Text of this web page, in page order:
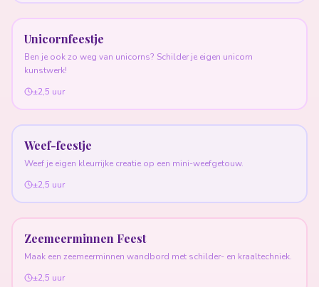
Unicornfeestje
Ben je ook zo weg van unicorns? Schilder je eigen unicorn
kunstwerk!
±2,5 uur
Weef-feestje
Weef je eigen kleurrijke creatie op een mini-weefgetouw.
±2,5 uur
Zeemeerminnen Feest
Maak een zeemeerminnen wandbord met schilder- en kraaltechniek.
±2,5 uur